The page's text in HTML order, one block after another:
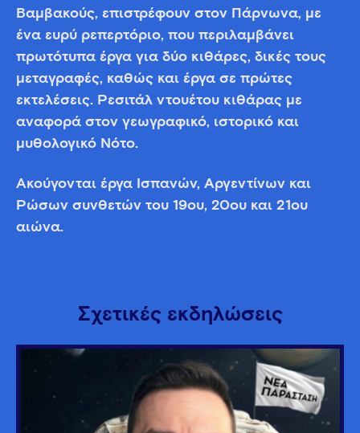
Βαμβακούς, επιστρέφουν στον Πάρνωνα, με
ένα ευρύ ρεπερτόριο, που περιλαμβάνει
πρωτότυπα έργα για δύο κιθάρες, δικές τους
μεταγραφές, καθώς και έργα σε πρώτες
εκτελέσεις. Ρεσιτάλ ντουέτου κιθάρας με
αναφορά στον γεωγραφικό, ιστορικό και
μυθολογικό Νότο.
Ακούγονται έργα Ισπανών, Αργεντίνων και
Ρώσων συνθετών του 19ου, 20ου και 21ου
αιώνα.
Σχετικές εκδηλώσεις